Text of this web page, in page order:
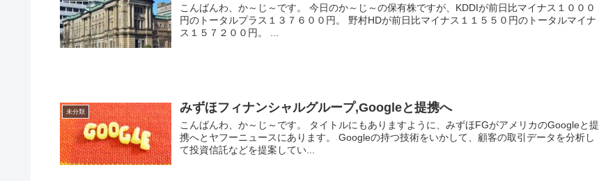
こんばんわ、か～じ～です。 今日のか～じ～の保有株ですが、KDDIが前日比マイナス１０００
円のトータルプラス１３７６００円。 野村HDが前日比マイナス１１５５０円のトータルマイナ
ス１５７２００円。 ...
未分類 みずほフィナンシャルグループ,Googleと提携へ
こんばんわ、か～じ～です。 タイトルにもありますように、みずほFGがアメリカのGoogleと提
携へとヤフーニュースにあります。 Googleの持つ技術をいかして、顧客の取引データを分析し
て投資信託などを提案してい...